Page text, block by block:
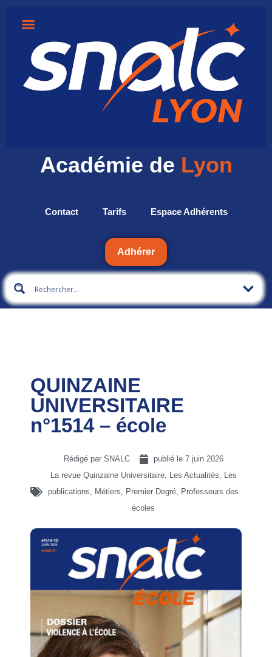
Académie de Lyon
Contact Tarifs Espace Adhérents
Adhérer
QUINZAINE
UNIVERSITAIRE
n°1514 – école
Rédigé par SNALC publié le 7 juin 2026
La revue Quinzaine Universitaire, Les Actualités, Les
publications, Métiers, Premier Degré, Professeurs des
écoles